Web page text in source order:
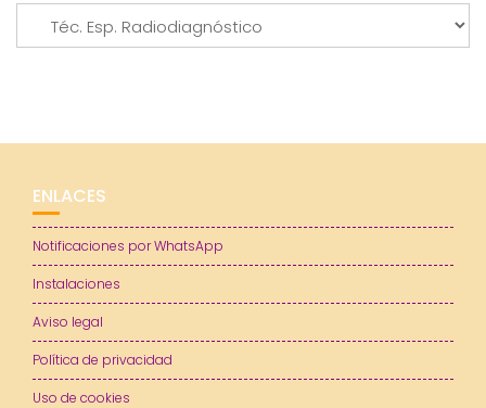
ENLACES
Notificaciones por WhatsApp
Instalaciones
Aviso legal
Política de privacidad
Uso de cookies